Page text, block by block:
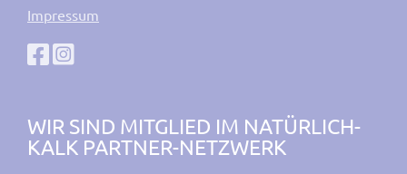
Impressum
WIR SIND MITGLIED IM NATÜRLICH-
KALK PARTNER-NETZWERK